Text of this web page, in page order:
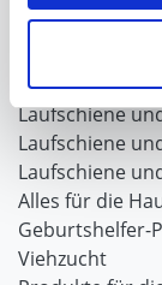
Laufschiene
Laufschiene
Laufschiene
Laufschiene
Alles für die
Geburtshelfer-
Viehzucht